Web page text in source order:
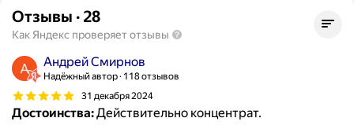
Отзывы · 28
Как Яндекс проверяет отзывы
Андрей Смирнов
Надёжный автор 118 отзывов
31 декабря 2024
Достоинства:Действительно концентрат.